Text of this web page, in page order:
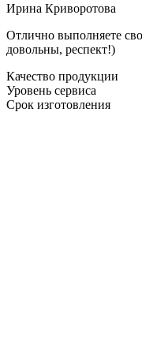
Ирина Криворотова
Отлично выполняете
довольны, респект!)
Качество продукции
Уровень сервиса
Срок изготовления